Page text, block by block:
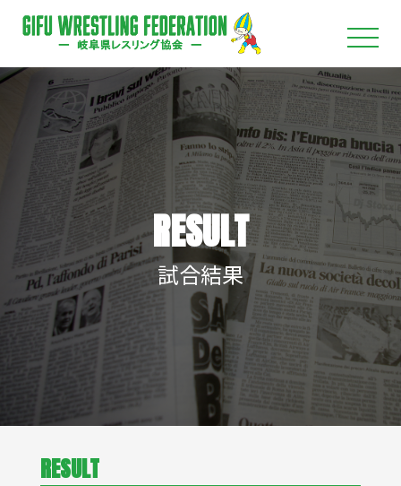
RESULT
試合結果
RESULT